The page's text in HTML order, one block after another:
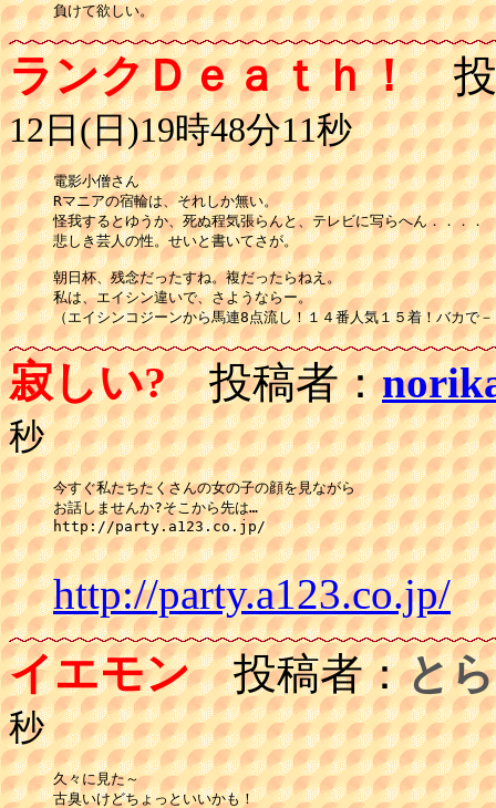
負けて欲しい。
ランクＤｅａｔｈ！投
12日(日)19時48分11秒
電影小僧さん
Rマニアの宿輪は、それしか無い。
怪我するとゆうか、死ぬ程気張らんと、テレビに写らへん．．．．
悲しき芸人の性。せいと書いてさが。
朝日杯、残念だったすね。複だったらねえ。
私は、エイシン違いで、さようならー。
寂しい?投稿者：
秒
今すぐ私たちたくさんの女の子の顔を見ながら
お話しませんか?そこから先は…
http://party.a123.co.jp/
http://party.a123.co.jp/
イエモン投稿者：とら
秒
久々に見た～
古臭いけどちょっといいかも！